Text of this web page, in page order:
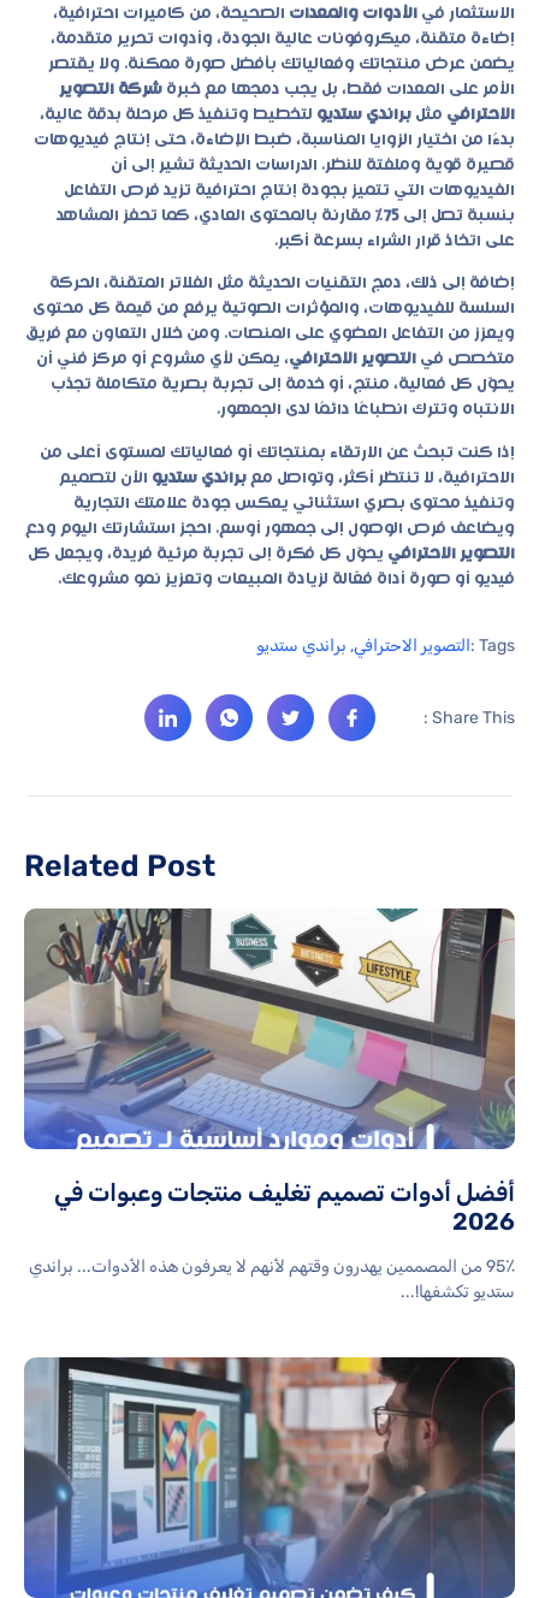
الاستثمار في الأدوات والمعدات الصحيحة، من كاميرات احترافية،
إضاءة متقنة، ميكروفونات عالية الجودة، وأدوات تحرير متقدمة،
يضمن عرض منتجاتك وفعالياتك بأفضل صورة ممكنة. ولا يقتصر
الأمر على المعدات فقط، بل يجب دمجها مع خبرة شركة التصوير
الاحترافي مثل براندي ستديو لتخطيط وتنفيذ كل مرحلة بدقة عالية،
بدءًا من اختيار الزوايا المناسبة، ضبط الإضاءة، حتى إنتاج فيديوهات
قصيرة قوية وملفتة للنظر. الدراسات الحديثة تشير إلى أن
الفيديوهات التي تتميز بجودة إنتاج احترافية تزيد فرص التفاعل
بنسبة تصل إلى 75%
مقارنة بالمحتوى العادي، كما تحفز المشاهد
على اتخاذ قرار الشراء بسرعة أكبر.
إضافة إلى ذلك، دمج التقنيات الحديثة مثل الفلاتر المتقنة، الحركة
السلسة للفيديوهات، والمؤثرات الصوتية يرفع من قيمة كل محتوى
ويعزز من التفاعل العضوي على المنصات. ومن خلال التعاون مع فريق
متخصص في التصوير الاحترافي، يمكن لأي مشروع أو مركز فني أن
يحوّل كل فعالية، منتج، أو خدمة إلى تجربة بصرية متكاملة تجذب
الانتباه وتترك انطباعًا دائمًا لدى الجمهور.
إذا كنت تبحث عن الارتقاء بمنتجاتك أو فعالياتك لمستوى أعلى من
الاحترافية، لا تنتظر أكثر، وتواصل مع براندي ستديو الآن لتصميم
وتنفيذ محتوى بصري استثنائي يعكس جودة علامتك التجارية
ويضاعف فرص الوصول إلى جمهور أوسع. احجز استشارتك اليوم ودع
التصوير الاحترافي يحوّل كل فكرة إلى تجربة مرئية فريدة، ويجعل كل
فيديو أو صورة أداة فعّالة لزيادة المبيعات وتعزيز نمو مشروعك.
Tags : التصوير الاحترافي, براندي ستديو
Share This :
Related Post
أفضل أدوات تصميم تغليف منتجات وعبوات في
2026
95٪ من المصممين يهدرون وقتهم لأنهم لا يعرفون هذه الأدوات... براندي
ستديو تكشفها!...